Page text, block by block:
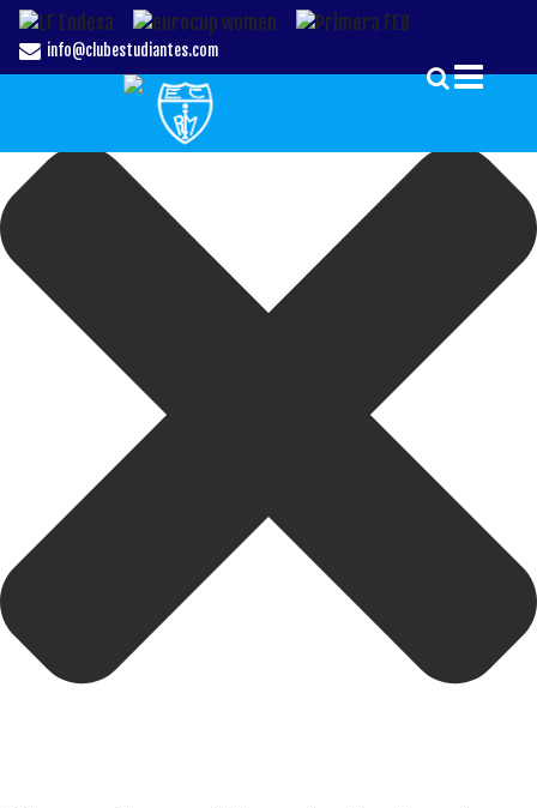
Gestionar el Consentimiento de las Cookies
info@clubestudiantes.com